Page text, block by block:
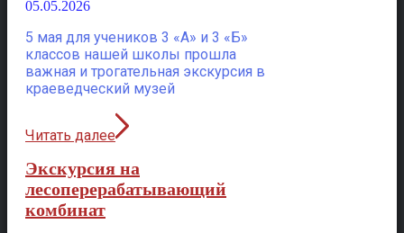
05.05.2026
5 мая для учеников 3 «А» и 3 «Б»
классов нашей школы прошла
важная и трогательная экскурсия в
краеведческий музей
Читать далее
Экскурсия на
лесоперерабатывающий
комбинат